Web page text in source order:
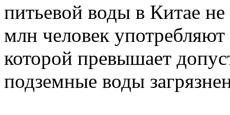
питьевой воды в Китае не
млн человек
которой превышает
подземные воды